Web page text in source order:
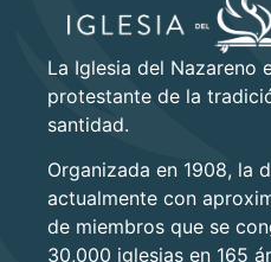
La Iglesia del Nazareno
protestante de la
santidad.
Organizada en 1908, la
actualmente con
de miembros que se
30,000 iglesias en 165